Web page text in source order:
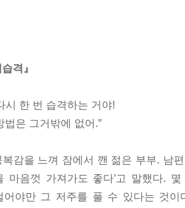
격』
시 한 번 습격하는 거야!
법은 그거밖에 없어.”
복감을 느껴 잠에서 깬 젊은 부부. 남
마음껏 가져가도 좋다’고 말했다.
어야만 그 저주를 풀 수 있다는 것